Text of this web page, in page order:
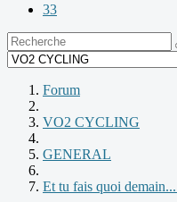
33
Forum
VO2 CYCLING
GENERAL
Et tu fais quoi